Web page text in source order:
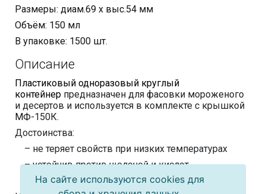
Размеры: диам.69 х выс.54 мм
Объём: 150 мл
В упаковке: 1500 шт.
Описание
Пластиковый одноразовый круглый
контейнер предназначен для фасовки мороженого
и десертов и используется в комплекте с крышкой
МФ-150К.
Достоинства:
– не теряет свойств при низких температурах
– устойчив против щелочей и кислот
– прекрасная прозрачность
На сайте используются cookies для